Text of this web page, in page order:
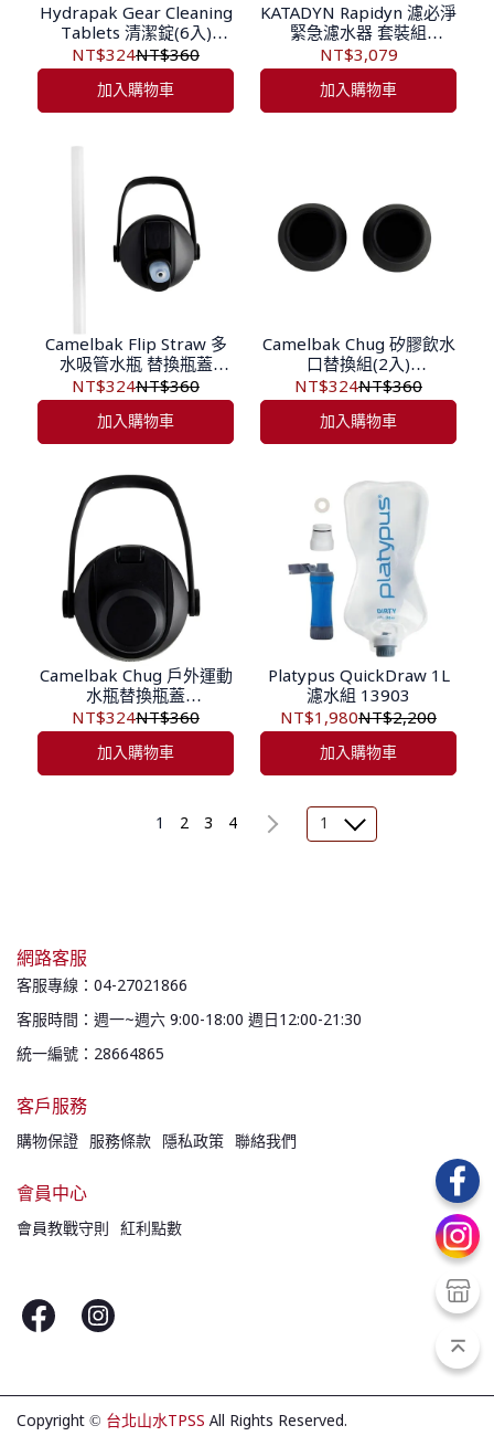
Hydrapak Gear Cleaning
Tablets 清潔錠(6入)
GB106
NT$324NT$360
加入購物車
KATADYN Rapidyn 濾必淨
緊急濾水器 套裝組
8020642-SET
NT$3,079
加入購物車
Camelbak Flip Straw 多
水吸管水瓶 替換瓶蓋
CB3120001000
NT$324NT$360
加入購物車
Camelbak Chug 矽膠飲水
口替換組(2入)
CB3099001000
NT$324NT$360
加入購物車
Camelbak Chug 戶外運動
水瓶替換瓶蓋
CB3122001000
NT$324NT$360
加入購物車
Platypus QuickDraw 1L
濾水組 13903
NT$1,980NT$2,200
加入購物車
1 2 3 4 1
網路客服
客服專線：04-27021866
客服時間：週一~週六 9:00-18:00 週日12:00-21:30
統一編號：28664865
客戶服務
購物保證 服務條款 隱私政策 聯絡我們
會員中心
會員教戰守則 紅利點數
Copyright © 台北山水TPSS All Rights Reserved.